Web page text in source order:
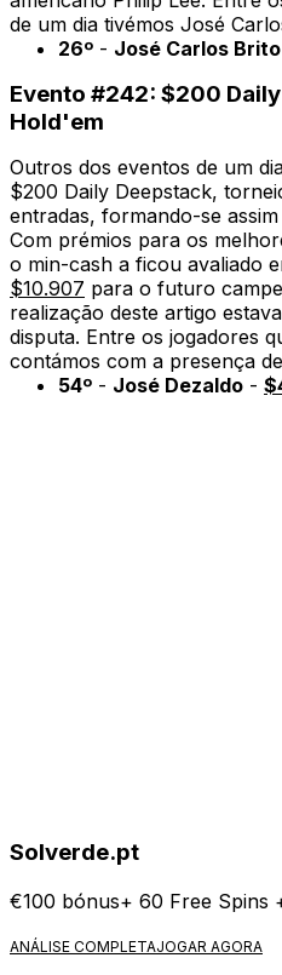
de um dia tivémos José
26º - José Carlos Brito
Evento #242: $200
Hold'em
Outros dos eventos de um
$200 Daily Deepstack,
entradas, formando-se
Com prémios para os
o min-cash a ficou avaliado
$10.907 para o futuro
realização deste artigo
disputa. Entre os jogadores
contámos com a presença
54º - José Dezaldo -
Solverde.pt
€100 bónus+ 60 Free Spins
ANÁLISE COMPLETAJOGAR AGORA